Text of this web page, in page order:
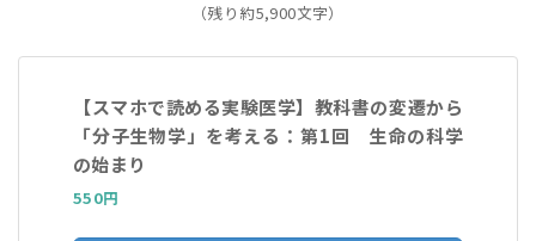
（残り約5,900文字）
【スマホで読める実験医学】教科書の変遷から
「分子生物学」を考える：第1回 生命の科学
の始まり
550円